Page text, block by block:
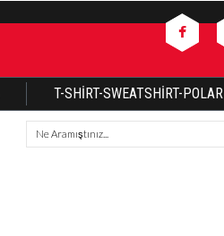
T-SHIRT-SWEATSHIRT-POLAR